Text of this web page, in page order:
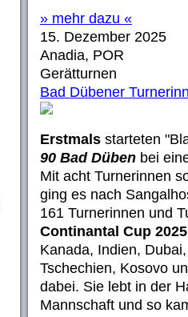
» mehr dazu «
15. Dezember 2025
Anadia, POR
Gerätturnen
Bad Dübener
Erstmals starteten
90 Bad Düben bei
Mit acht Turnerinnen
ging es nach
161 Turnerinnen und
Continantal Cup
Kanada, Indien,
Tschechien, Kosovo
dabei. Sie lebt in der
Mannschaft und so